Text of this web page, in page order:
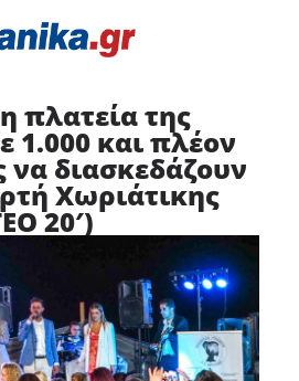
πλατεία της
1.000 και πλέον
διασκεδάζουν
Χωριάτικης
20′)